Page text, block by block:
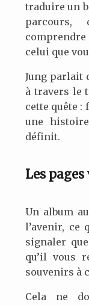
traduire un
celui que
Jung parlait
à travers le
cette quête :
une
définit.
Les
Un album
l’avenir, ce
signaler
qu’il vous
souvenirs à
Cela ne